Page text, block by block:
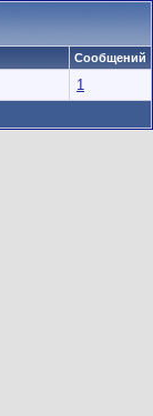
Сообщений
1